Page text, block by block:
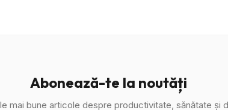
Abonează-te la noutăți
mai bune articole despre productivitate, sănătate și